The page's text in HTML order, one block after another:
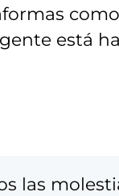
está
las